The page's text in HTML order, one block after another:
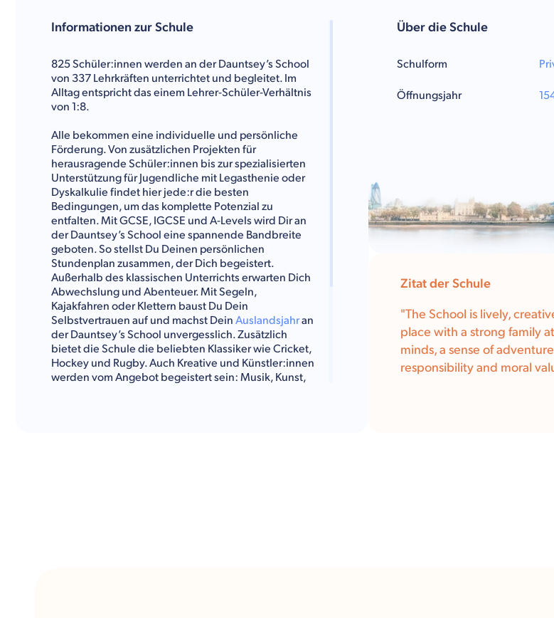
Informationen zur Schule
825 Schüler:innen werden an der Dauntsey’s School
von 337 Lehrkräften unterrichtet und begleitet. Im
Alltag entspricht das einem Lehrer-Schüler-Verhältnis
von 1:8.
Alle bekommen eine individuelle und persönliche
Förderung. Von zusätzlichen Projekten für
herausragende Schüler:innen bis zur spezialisierten
Unterstützung für Jugendliche mit Legasthenie oder
Dyskalkulie findet hier jede:r die besten
Bedingungen, um das komplette Potenzial zu
entfalten. Mit GCSE, IGCSE und A-Levels wird Dir an
der Dauntsey’s School eine spannende Bandbreite
geboten. So stellst Du Deinen persönlichen
Stundenplan zusammen, der Dich begeistert.
Außerhalb des klassischen Unterrichts erwarten Dich
Abwechslung und Abenteuer. Mit Segeln,
Kajakfahren oder Klettern baust Du Dein
Selbstvertrauen auf und machst Dein Auslandsjahran
der Dauntsey’s School unvergesslich. Zusätzlich
bietet die Schule die beliebten Klassiker wie Cricket,
Hockey und Rugby. Auch Kreative und Künstler:innen
werden vom Angebot begeistert sein: Musik, Kunst,
Über die Schule
Schulform
Öffnungsjahr
Zitat der Schule
"The School is lively,
place with a strong family
minds, a sense of
responsibility and moral